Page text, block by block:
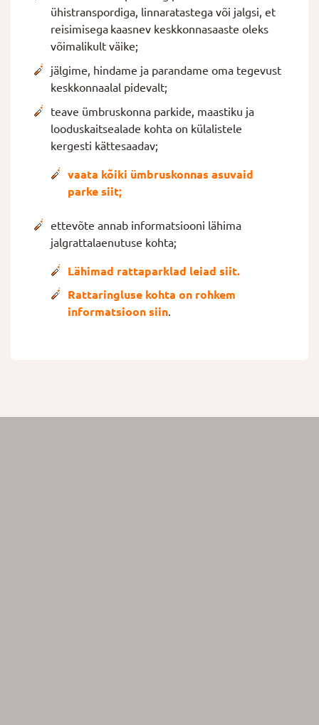
ühistranspordiga, linnaratastega või jalgsi, et
reisimisega kaasnev keskkonnasaaste oleks
võimalikult väike;
jälgime, hindame ja parandame oma tegevust
keskkonnaalal pidevalt;
teave ümbruskonna parkide, maastiku ja
looduskaitsealade kohta on külalistele
kergesti kättesaadav;
vaata kõiki ümbruskonnas asuvaid
parke siit;
ettevõte annab informatsiooni lähima
jalgrattalaenutuse kohta;
Lähimad rattaparklad leiad siit.
Rattaringluse kohta on rohkem
informatsioon siin.